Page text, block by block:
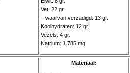
Vet: 22 gr.
– waarvan verzadigd: 13 gr.
Koolhydraten: 12 gr.
Vezels: 4 gr.
Natrium: 1.785 mg.
Materiaal: